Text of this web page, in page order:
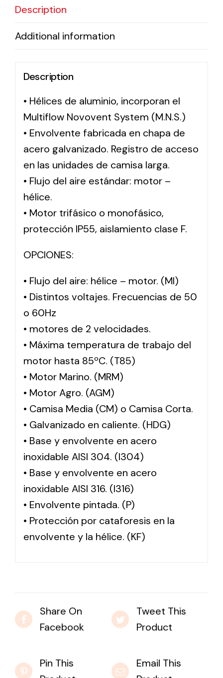
Solar lighting
Description
Additional information
Description
• Hélices de aluminio, incorporan el
Multiflow Novovent System (M.N.S.)
• Envolvente fabricada en chapa de
acero galvanizado. Registro de acceso
en las unidades de camisa larga.
• Flujo del aire estándar: motor –
hélice.
• Motor trifásico o monofásico,
protección IP55, aislamiento clase F.
OPCIONES:
• Flujo del aire: hélice – motor. (MI)
• Distintos voltajes. Frecuencias de 50
o 60Hz
• motores de 2 velocidades.
• Máxima temperatura de trabajo del
motor hasta 85ºC. (T85)
• Motor Marino. (MRM)
• Motor Agro. (AGM)
• Camisa Media (CM) o Camisa Corta.
• Galvanizado en caliente. (HDG)
• Base y envolvente en acero
inoxidable AISI 304. (I304)
• Base y envolvente en acero
inoxidable AISI 316. (I316)
• Envolvente pintada. (P)
• Protección por cataforesis en la
envolvente y la hélice. (KF)
Share On
Facebook
Tweet This
Product
Pin This
Email This